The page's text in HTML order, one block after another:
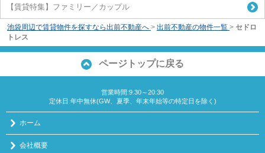
【賃貸特集】ファミリー／カップル
池袋周辺で賃貸物件を探すなら出前不動産へ > 出前不動産の物件一覧 > セドロ
トレス
ページトップに戻る
営業時間:9:30～20:30
定休日:年中無休(GW、夏季、年末年始等の特定日を除く)
ホーム
会社概要